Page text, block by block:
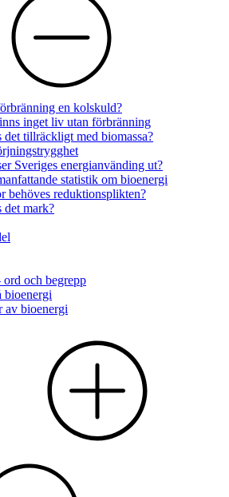
en kolskuld?
inget liv utan förbränning
det tillräckligt med biomassa?
Sveriges energianvänding ut?
statistik om bioenergi
behöves reduktionsplikten?
det mark?
och begrepp
bioenergi
av bioenergi